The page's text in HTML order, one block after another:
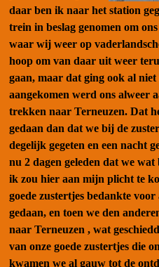
daar ben ik naar het station
trein in beslag genomen om
waar wij weer op
hoop om van daar uit weer
gaan, maar dat ging ook al
aangekomen werd ons alweer
trekken naar Terneuzen. Dat
gedaan dan dat we bij de
degelijk gegeten en een nacht
nu 2 dagen geleden dat we
ik zou hier aan mijn plicht te
goede zustertjes bedankte
gedaan, en toen we den
naar Terneuzen , wat
van onze goede zustertjes die
kwamen we al gauw tot de